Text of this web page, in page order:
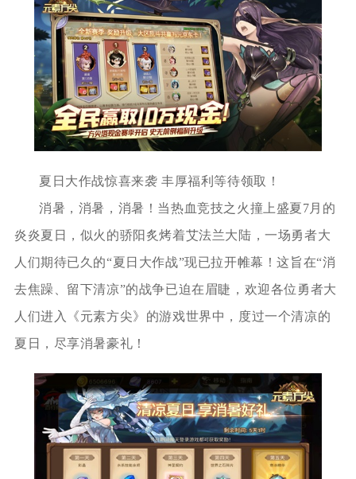
夏日大作战惊喜来袭 丰厚福利等待领取！
消暑，消暑，消暑！当热血竞技之火撞上盛夏7月的
炎炎夏日，似火的骄阳炙烤着艾法兰大陆，一场勇者大
人们期待已久的“夏日大作战”现已拉开帷幕！这旨在“消
去焦躁、留下清凉”的战争已迫在眉睫，欢迎各位勇者大
人们进入《元素方尖》的游戏世界中，度过一个清凉的
夏日，尽享消暑豪礼！